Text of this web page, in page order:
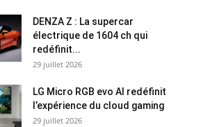
DENZA Z : La supercar
électrique de 1604 ch qui
redéfinit...
29 juillet 2026
LG Micro RGB evo AI redéfinit
l’expérience du cloud gaming
29 juillet 2026